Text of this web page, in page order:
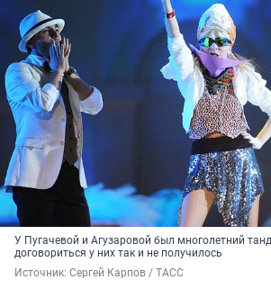
У Пугачевой и Агузаровой был многолетний
договориться у них так и не получилось
Источник: Сергей Карпов / ТАСС